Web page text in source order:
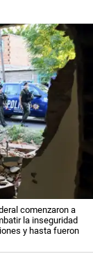
comenzaron a
la inseguridad
y hasta fueron